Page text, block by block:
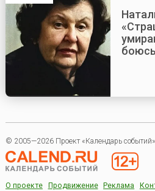
© 2005—2026 Проект «Календарь событий»
О проекте Продвижение Реклама